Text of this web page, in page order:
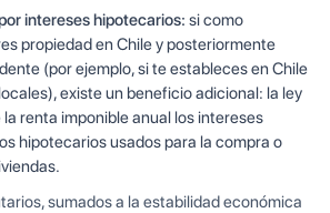
intereses hipotecarios: si como
propiedad en Chile y posteriormente
(por ejemplo, si te estableces en Chile
existe un beneficio adicional: la ley
renta imponible anual los intereses
hipotecarios usados para la compra o
sumados a la estabilidad económica